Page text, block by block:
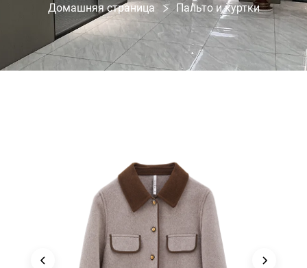
Домашняя страница Пальто и куртки